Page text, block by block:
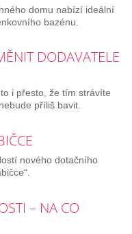
domu nabízí ideální
bazénu.
DODAVATELE
i přesto, že tím strávíte
příliš bavit.
nového dotačního
– NA CO